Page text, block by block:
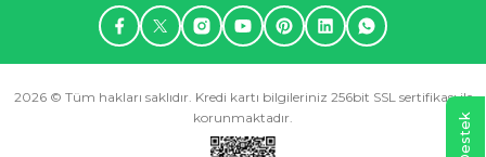
2026 © Tüm hakları saklıdır. Kredi kartı bilgileriniz 256bit SSL sertifikası ile
korunmaktadır.